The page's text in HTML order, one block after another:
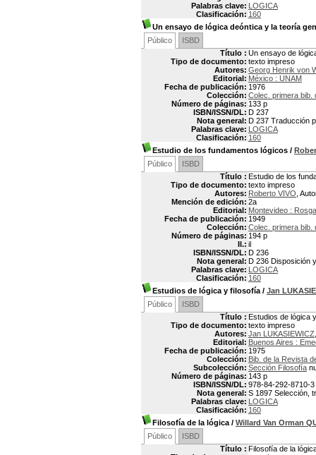
Palabras clave: LOGICA
Clasificación: 160
Un ensayo de lógica deóntica y la teoría
Público
ISBD
Título : Un ensayo de
Tipo de documento: texto impreso
Autores: Georg Henrik von
Editorial: México : UNAM
Fecha de publicación: 1976
Colección: Colec. primera bib.
Número de páginas: 133 p
ISBN/ISSN/DL: D 237
Nota general: D 237 Traducción
Palabras clave: LOGICA
Clasificación: 160
Estudio de los fundamentos lógicos /
Público
ISBD
Título : Estudio de los
Tipo de documento: texto impreso
Autores: Roberto VIVO ,
Mención de edición: 2a
Editorial: Montevideo :
Fecha de publicación: 1949
Colección: Colec. primera bib.
Número de páginas: 194 p
Il.: il
ISBN/ISSN/DL: D 236
Nota general: D 236 Disposición
Palabras clave: LOGICA
Clasificación: 160
Estudios de lógica y filosofía / Jan
Público
ISBD
Título : Estudios de lógica
Tipo de documento: texto impreso
Autores: Jan LUKASIEWICZ
Editorial: Buenos Aires :
Fecha de publicación: 1975
Colección: Bib. de la Revista
Subcolección: Sección Filosofía
Número de páginas: 143 p
ISBN/ISSN/DL: 978-84-292-8710-3
Nota general: S 1897 Selección,
Palabras clave: LOGICA
Clasificación: 160
Filosofía de la lógica / Willard Van Orman
Público
ISBD
Título : Filosofía de la